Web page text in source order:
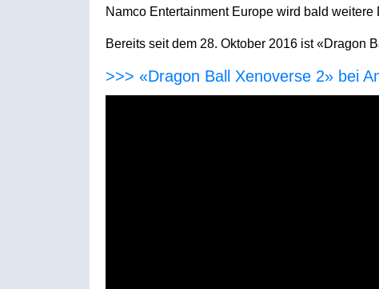
Namco Entertainment Europe wird bald
Bereits seit dem 28. Oktober 2016 ist «Dragon
>>> «Dragon Ball Xenoverse 2» bei